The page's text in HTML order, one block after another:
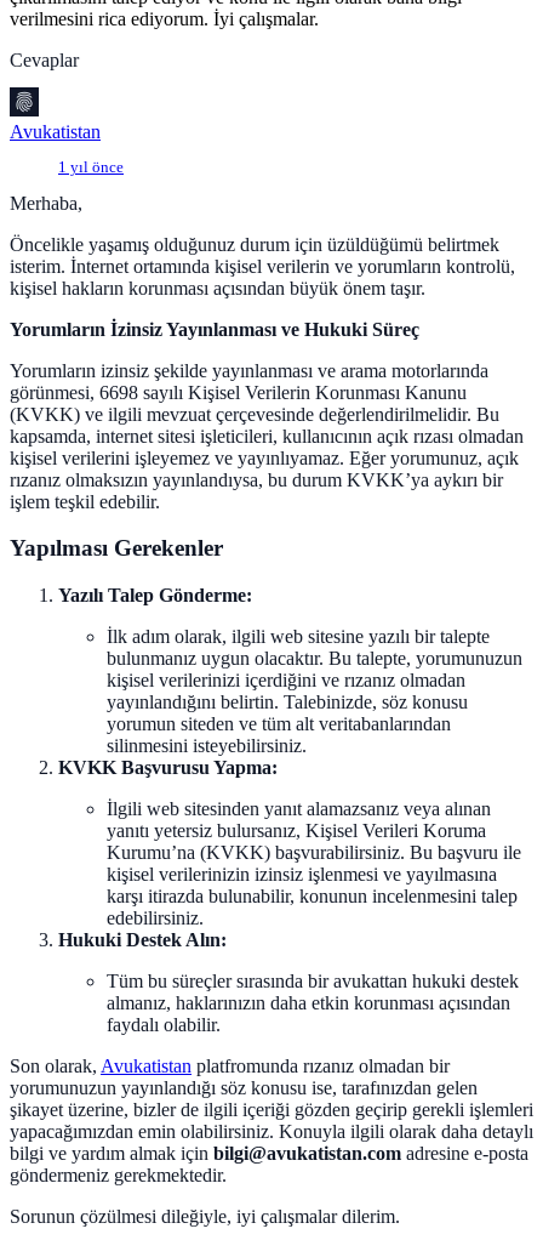
verilmesini rica ediyorum. İyi çalışmalar.
Cevaplar
Avukatistan
1 yıl önce
Merhaba,
Öncelikle yaşamış olduğunuz durum için üzüldüğümü belirtmek
isterim. İnternet ortamında kişisel verilerin ve yorumların kontrolü,
kişisel hakların korunması açısından büyük önem taşır.
Yorumların İzinsiz Yayınlanması ve Hukuki Süreç
Yorumların izinsiz şekilde yayınlanması ve arama motorlarında
görünmesi, 6698 sayılı Kişisel Verilerin Korunması Kanunu
(KVKK) ve ilgili mevzuat çerçevesinde değerlendirilmelidir. Bu
kapsamda, internet sitesi işleticileri, kullanıcının açık rızası olmadan
kişisel verilerini işleyemez ve yayınlıyamaz. Eğer yorumunuz, açık
rızanız olmaksızın yayınlandıysa, bu durum KVKK’ya aykırı bir
işlem teşkil edebilir.
Yapılması Gerekenler
Yazılı Talep Gönderme:
İlk adım olarak, ilgili web sitesine yazılı bir talepte
bulunmanız uygun olacaktır. Bu talepte, yorumunuzun
kişisel verilerinizi içerdiğini ve rızanız olmadan
yayınlandığını belirtin. Talebinizde, söz konusu
yorumun siteden ve tüm alt veritabanlarından
silinmesini isteyebilirsiniz.
KVKK Başvurusu Yapma:
İlgili web sitesinden yanıt alamazsanız veya alınan
yanıtı yetersiz bulursanız, Kişisel Verileri Koruma
Kurumu’na (KVKK) başvurabilirsiniz. Bu başvuru ile
kişisel verilerinizin izinsiz işlenmesi ve yayılmasına
karşı itirazda bulunabilir, konunun incelenmesini talep
edebilirsiniz.
Hukuki Destek Alın:
Tüm bu süreçler sırasında bir avukattan hukuki destek
almanız, haklarınızın daha etkin korunması açısından
faydalı olabilir.
Son olarak, Avukatistan platfromunda rızanız olmadan bir
yorumunuzun yayınlandığı söz konusu ise, tarafınızdan gelen
şikayet üzerine, bizler de ilgili içeriği gözden geçirip gerekli işlemleri
yapacağımızdan emin olabilirsiniz. Konuyla ilgili olarak daha detaylı
bilgi ve yardım almak için bilgi@avukatistan.com adresine e-posta
göndermeniz gerekmektedir.
Sorunun çözülmesi dileğiyle, iyi çalışmalar dilerim.